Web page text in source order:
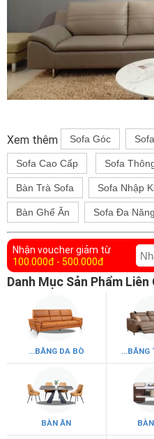
Xem thêm Sofa Góc
Sofa Cao Cấp Sofa
Bàn Trà Sofa Sofa Nhập
Bàn Ghế Ăn Sofa Đa Năng
Nhận voucher giảm từ
100.000đ - 500.000đ
Danh Mục Sản Phẩm Liên
...BĂNG DA BÒ ...BĂNG
BÀN ĂN